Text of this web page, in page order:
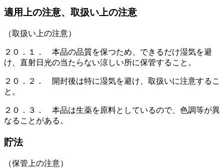
適用上の注意、取扱い上の注意
（取扱い上の注意）
２０．１． 本品の品質を保つため、できるだけ湿気を避
け、直射日光の当たらない涼しい所に保管すること。
２０．２． 開封後は特に湿気を避け、取扱いに注意するこ
と。
２０．３． 本品は生薬を原料としているので、色調等が異
なることがある。
貯法
（保管上の注意）